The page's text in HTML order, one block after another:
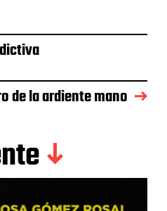
de la ardiente mano